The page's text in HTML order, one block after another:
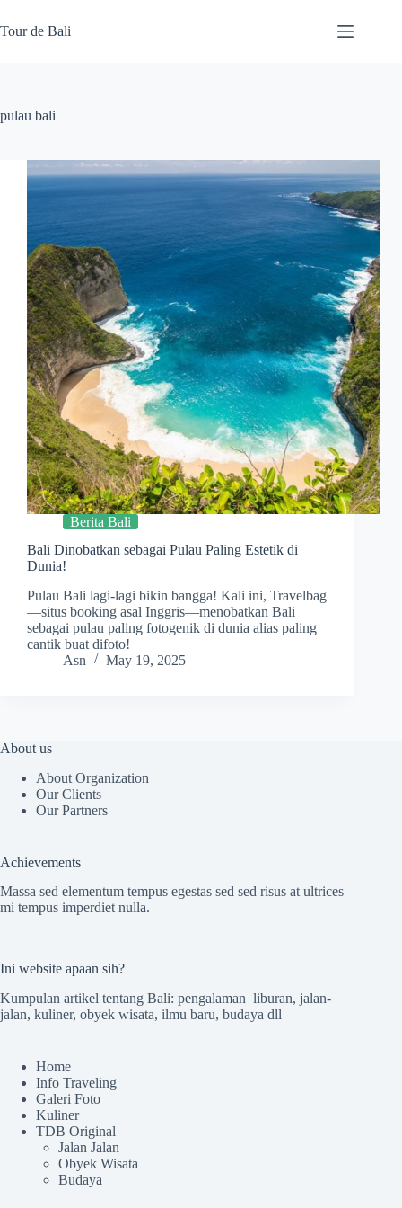
to
content
Tour de Bali
pulau bali
Berita Bali
Bali Dinobatkan sebagai Pulau Paling Estetik di
Dunia!
Pulau Bali lagi-lagi bikin bangga! Kali ini, Travelbag
—situs booking asal Inggris—menobatkan Bali
sebagai pulau paling fotogenik di dunia alias paling
cantik buat difoto!
Asn
May 19, 2025
About us
About Organization
Our Clients
Our Partners
Achievements
Massa sed elementum tempus egestas sed sed risus at ultrices
mi tempus imperdiet nulla.
Ini website apaan sih?
Kumpulan artikel tentang Bali: pengalaman liburan, jalan-
jalan, kuliner, obyek wisata, ilmu baru, budaya dll
Home
Info Traveling
Galeri Foto
Kuliner
TDB Original
Jalan Jalan
Obyek Wisata
Budaya